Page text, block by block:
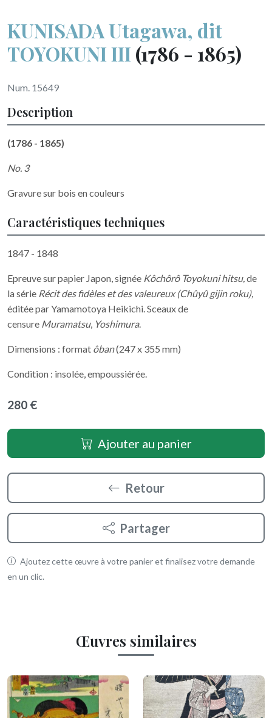
KUNISADA Utagawa, dit
TOYOKUNI III(1786 - 1865)
Num. 15649
Description
(1786 - 1865)
No. 3
Gravure sur bois en couleurs
Caractéristiques techniques
1847 - 1848
Epreuve sur papier Japon, signée Kôchôrô Toyokuni hitsu, de
la série Récit des fidèles et des valeureux (Chûyû gijin roku),
éditée par Yamamotoya Heikichi. Sceaux de
censure Muramatsu, Yoshimura.
Dimensions : format ôban(247 x 355 mm)
Condition : insolée, empoussiérée.
280 €
Ajouter au panier
Retour
Partager
Ajoutez cette œuvre à votre panier et finalisez votre demande
en un clic.
Œuvres similaires